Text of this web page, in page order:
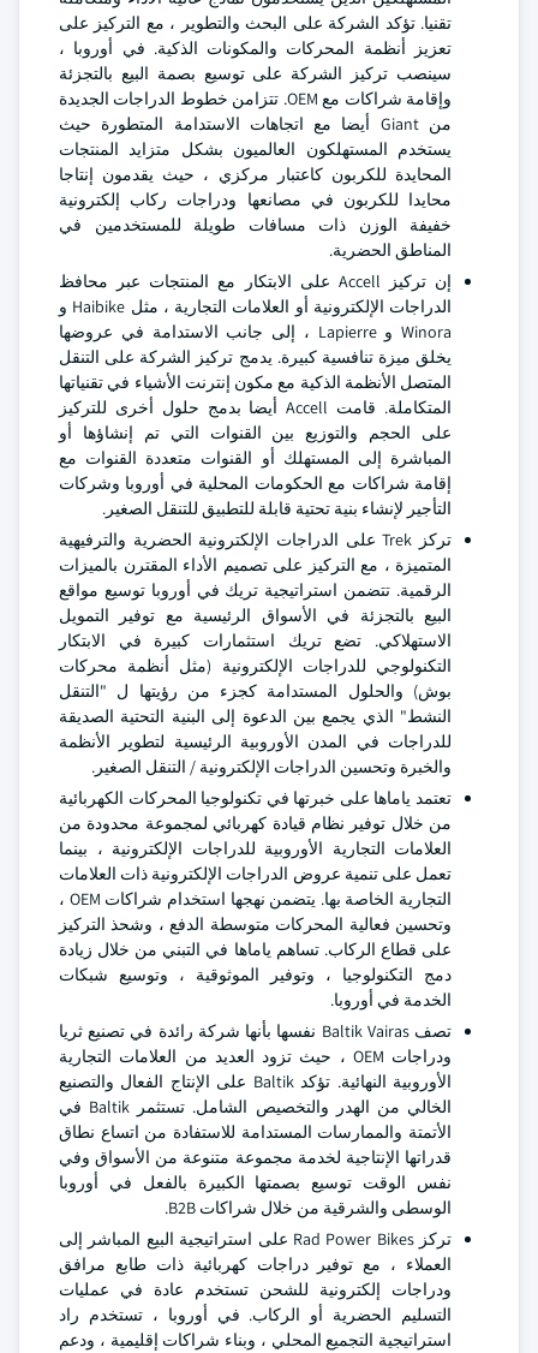
تقنيا. تؤكد الشركة على البحث والتطوير ، مع التركيز على
تعزيز أنظمة المحركات والمكونات الذكية. في أوروبا ،
سينصب تركيز الشركة على توسيع بصمة البيع بالتجزئة
وإقامة شراكات مع OEM. تتزامن خطوط الدراجات الجديدة
من Giant أيضا مع اتجاهات الاستدامة المتطورة حيث
يستخدم المستهلكون العالميون بشكل متزايد المنتجات
المحايدة للكربون كاعتبار مركزي ، حيث يقدمون إنتاجا
محايدا للكربون في مصانعها ودراجات ركاب إلكترونية
خفيفة الوزن ذات مسافات طويلة للمستخدمين في
المناطق الحضرية.
إن تركيز Accell على الابتكار مع المنتجات عبر محافظ
الدراجات الإلكترونية أو العلامات التجارية ، مثل Haibike و
Winora و Lapierre ، إلى جانب الاستدامة في عروضها
يخلق ميزة تنافسية كبيرة. يدمج تركيز الشركة على التنقل
المتصل الأنظمة الذكية مع مكون إنترنت الأشياء في تقنياتها
المتكاملة. قامت Accell أيضا بدمج حلول أخرى للتركيز
على الحجم والتوزيع بين القنوات التي تم إنشاؤها أو
المباشرة إلى المستهلك أو القنوات متعددة القنوات مع
إقامة شراكات مع الحكومات المحلية في أوروبا وشركات
التأجير لإنشاء بنية تحتية قابلة للتطبيق للتنقل الصغير.
تركز Trek على الدراجات الإلكترونية الحضرية والترفيهية
المتميزة ، مع التركيز على تصميم الأداء المقترن بالميزات
الرقمية. تتضمن استراتيجية تريك في أوروبا توسيع مواقع
البيع بالتجزئة في الأسواق الرئيسية مع توفير التمويل
الاستهلاكي. تضع تريك استثمارات كبيرة في الابتكار
التكنولوجي للدراجات الإلكترونية (مثل أنظمة محركات
بوش) والحلول المستدامة كجزء من رؤيتها ل "التنقل
النشط" الذي يجمع بين الدعوة إلى البنية التحتية الصديقة
للدراجات في المدن الأوروبية الرئيسية لتطوير الأنظمة
والخبرة وتحسين الدراجات الإلكترونية / التنقل الصغير.
تعتمد ياماها على خبرتها في تكنولوجيا المحركات الكهربائية
من خلال توفير نظام قيادة كهربائي لمجموعة محدودة من
العلامات التجارية الأوروبية للدراجات الإلكترونية ، بينما
تعمل على تنمية عروض الدراجات الإلكترونية ذات العلامات
التجارية الخاصة بها. يتضمن نهجها استخدام شراكات OEM ،
وتحسين فعالية المحركات متوسطة الدفع ، وشحذ التركيز
على قطاع الركاب. تساهم ياماها في التبني من خلال زيادة
دمج التكنولوجيا ، وتوفير الموثوقية ، وتوسيع شبكات
الخدمة في أوروبا.
تصف Baltik Vairas نفسها بأنها شركة رائدة في تصنيع ثريا
ودراجات OEM ، حيث تزود العديد من العلامات التجارية
الأوروبية النهائية. تؤكد Baltik على الإنتاج الفعال والتصنيع
الخالي من الهدر والتخصيص الشامل. تستثمر Baltik في
الأتمتة والممارسات المستدامة للاستفادة من اتساع نطاق
قدراتها الإنتاجية لخدمة مجموعة متنوعة من الأسواق وفي
نفس الوقت توسيع بصمتها الكبيرة بالفعل في أوروبا
الوسطى والشرقية من خلال شراكات B2B.
تركز Rad Power Bikes على استراتيجية البيع المباشر إلى
العملاء ، مع توفير دراجات كهربائية ذات طابع مرافق
ودراجات إلكترونية للشحن تستخدم عادة في عمليات
التسليم الحضرية أو الركاب. في أوروبا ، تستخدم راد
استراتيجية التجميع المحلي ، وبناء شراكات إقليمية ، ودعم